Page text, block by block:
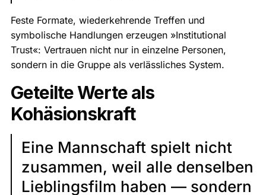
Feste Formate, wiederkehrende Treffen und
symbolische Handlungen erzeugen »Institutional
Trust«: Vertrauen nicht nur in einzelne Personen,
sondern in die Gruppe als verlässliches System.
Geteilte Werte als
Kohäsionskraft
Eine Mannschaft spielt nicht
zusammen, weil alle denselben
Lieblingsfilm haben — sondern